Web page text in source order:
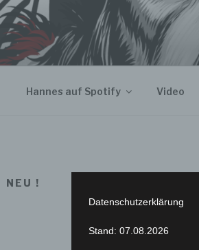
Hannes auf Spotify Video
NEU !
Datenschutzerklärung
Stand: 07.08.2026